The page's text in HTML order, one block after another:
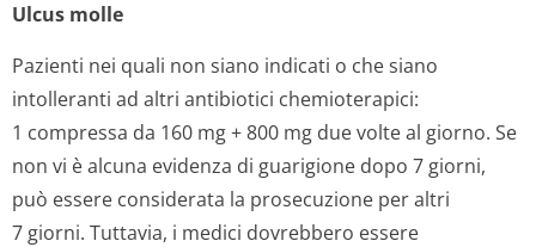
Ulcus molle
Pazienti nei quali non siano indicati o che siano
intolleranti ad altri antibiotici chemioterapici:
1 compressa da 160 mg + 800 mg due volte al giorno. Se
non vi è alcuna evidenza di guarigione dopo 7 giorni,
può essere considerata la prosecuzione per altri
7 giorni. Tuttavia, i medici dovrebbero essere